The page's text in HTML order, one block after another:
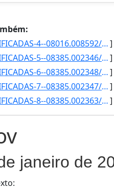
5: INFORMACOES_DESCLASSIFICADAS-4--08016.008592/2012-21--ultrassecreto--14/10/2010--19/04/2018--Depen--]]
6: INFORMACOES_DESCLASSIFICADAS-5--08385.002346/2016-52--Reservado--10/06/2010--10/06/2015--PF--Relator]]
7: INFORMACOES_DESCLASSIFICADAS-6--08385.002348/2016-41--Reservado--22/06/2010--22/06/2015--PF--Analise]]
8: INFORMACOES_DESCLASSIFICADAS-7--08385.002347/2016-05--Reservado--25/06/2010--25/06/2015--PF--Encamin]]
9: INFORMACOES_DESCLASSIFICADAS-8--08385.002363/2016-90--Reservado--30/06/2010--30/06/2015--PF--Informa]]
janeiro de